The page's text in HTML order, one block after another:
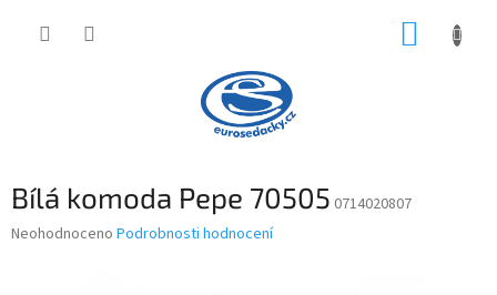
Bílá komoda Pepe 70505 0714020807
Průměrné
Neohodnoceno Podrobnosti hodnocení